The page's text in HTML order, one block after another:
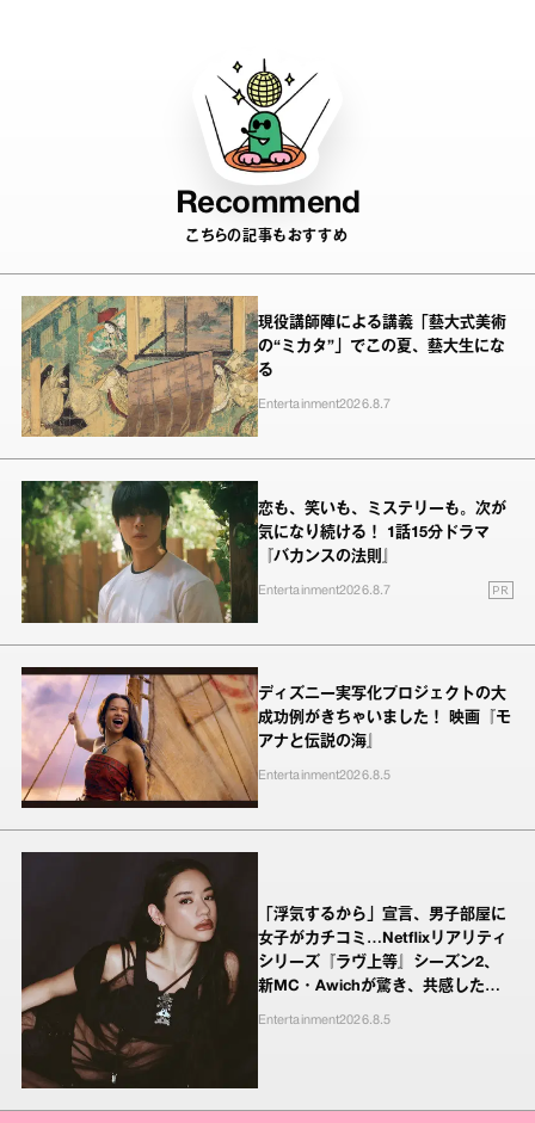
Recommend
こちらの記事もおすすめ
現役講師陣による講義「藝大式美術
の“ミカタ”」でこの夏、藝大生にな
る
Entertainment2026.8.7
恋も、笑いも、ミステリーも。次が
気になり続ける！ 1話15分ドラマ
『バカンスの法則』
Entertainment2026.8.7 PR
ディズニー実写化プロジェクトの大
成功例がきちゃいました！ 映画『モ
アナと伝説の海』
Entertainment2026.8.5
「浮気するから」宣言、男子部屋に
女子がカチコミ…Netflixリアリティ
シリーズ『ラヴ上等』シーズン2、
新MC・Awichが驚き、共感したヤ
Entertainment2026.8.5